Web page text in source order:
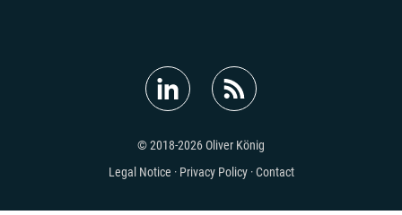
© 2018-2026 Oliver König
Legal Notice
Privacy Policy Contact